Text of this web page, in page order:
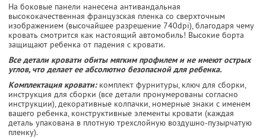
На боковые панели нанесена антивандальная
высококачественная французская пленка со сверхточным
изображением (высочайшее разрешение 740dpi), благодаря чему
кровать смотрится как настоящий автомобиль! Высокие борта
защищают ребенка от падения с кровати.
Все детали кровати обиты мягким профилем и не имеют острых
углов, что делает ее абсолютно безопасной для ребенка.
Комплектация кровати:комплект фурнитуры, ключ для сборки,
инструкция для сборки (все детали пронумерованы согласно
инструкции), декоративные колпачки, номерные знаки с именем
вашего ребенка, конструктивные элементы кровати (каждая
деталь упакована в плотную трехслойную воздушно-пузырчатую
пленку).